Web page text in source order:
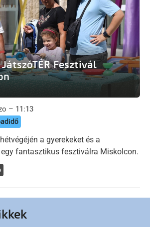
Fesztivál
– 11:13
a gyerekeket és a
fantasztikus fesztiválra Miskolcon.